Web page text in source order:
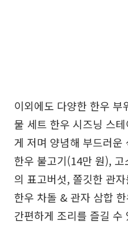
이외에도 다양한 한우 부
물 세트 한우 시즈닝 스
게 저며 양념해 부드러운
한우 불고기(14만 원),
의 표고버섯, 쫄깃한 관
한우 차돌 & 관자 삼합
간편하게 조리를 즐길 수